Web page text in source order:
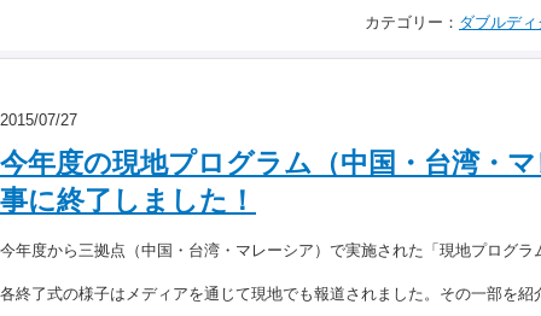
カテゴリー： ダブルデ
2015/07/27
今年度の現地プログラム（中国・台湾・
事に終了しました！
今年度から三拠点（中国・台湾・マレーシア）で実施された「現地プログ
各終了式の様子はメディアを通じて現地でも報道されました。その一部を紹